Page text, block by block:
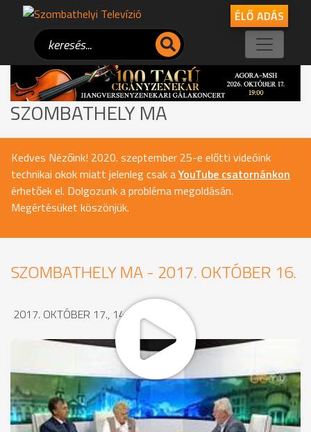
ÉLŐ ADÁS
SZOMBATHELY MA
Kedves Nézőink! 2020. szeptember 25-e előtti videóink
technikai okok miatt jelenleg csak aYouTube csatornánkon
érhetőek el. Dolgozunk a probléma megoldásán.
Megértésüket köszönjük.
SZOMBATHELY MA - 2017. OKTÓBER 16.
2017. OKTÓBER 17., 14:27
MEGOSZTÁS